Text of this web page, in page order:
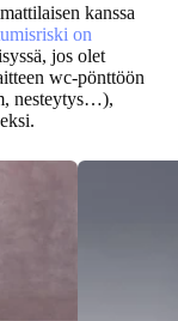
kanssa
on
jos olet
wc-pönttöön
nesteytys…),